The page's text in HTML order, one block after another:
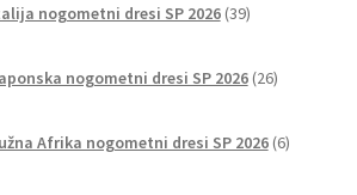
nogometni dresi SP 2026 39izdelkov
nogometni dresi SP 2026 26izdelkov
Afrika nogometni dresi SP 2026 6izdelkov